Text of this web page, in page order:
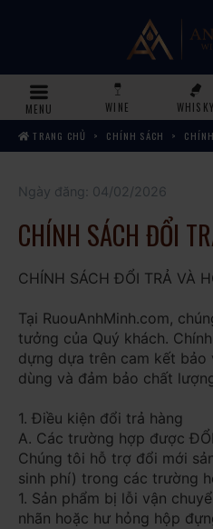
MENU WINE WHISKY
TRANG CHỦ
CHÍNH SÁCH
Ngày đăng: 04/02/2026
CHÍNH SÁCH ĐỔI
CHÍNH SÁCH ĐỔI TRẢ VÀ
Tại RuouAnhMinh.com,
tưởng của Quý khách.
dựng dựa trên cam kết bảo
dùng và đảm bảo chất
1. Điều kiện đổi trả hàng
A. Các trường hợp được
Chúng tôi hỗ trợ đổi mới
sinh phí) trong các trường
1. Sản phẩm bị lỗi vận
nhãn hoặc hư hỏng hộp